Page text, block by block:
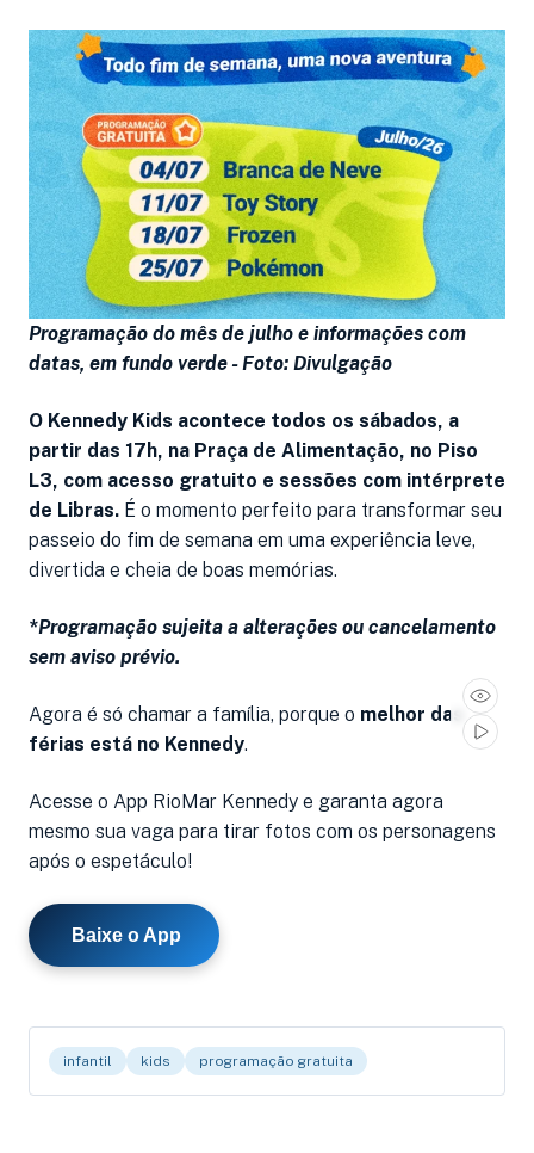
Programação do mês de julho e informações com
datas, em fundo verde -Foto: Divulgação
O Kennedy Kids acontece todos os sábados, a
partir das 17h, na Praça de Alimentação, no Piso
L3, com acesso gratuito e sessões com intérprete
de Libras. É o momento perfeito para transformar seu
passeio do fim de semana em uma experiência leve,
divertida e cheia de boas memórias.
*Programação sujeita a alterações ou cancelamento
sem aviso prévio.
Agora é só chamar a família, porque o melhor das
férias está no Kennedy.
Acesse o App RioMar Kennedy e garanta agora
mesmo sua vaga para tirar fotos com os personagens
após o espetáculo!
Baixe o App
infantil kids programação gratuita